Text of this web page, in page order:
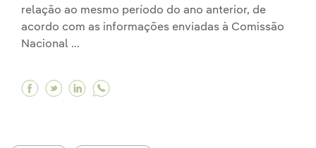
relação ao mesmo período do ano anterior, de
acordo com as informações enviadas à Comissão
Nacional ...
Facebook Energia distribuída pela Iberdrola
Twitter Energia distribuída pela Iberdrola
Linkedin Energia distribuída pela